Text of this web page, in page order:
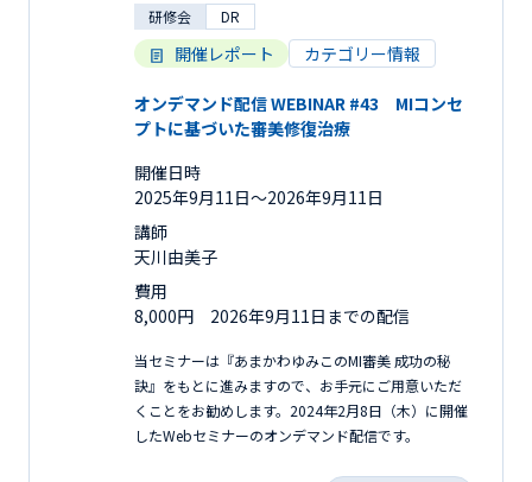
研修会 DR
開催レポート カテゴリー情報
オンデマンド配信 WEBINAR #43 MIコンセ
プトに基づいた審美修復治療
開催日時
2025年9月11日〜2026年9月11日
講師
天川由美子
費用
8,000円 2026年9月11日までの配信
当セミナーは『あまかわゆみこのMI審美 成功の秘
訣』をもとに進みますので、お手元にご用意いただ
くことをお勧めします。2024年2月8日（木）に開催
したWebセミナーのオンデマンド配信です。